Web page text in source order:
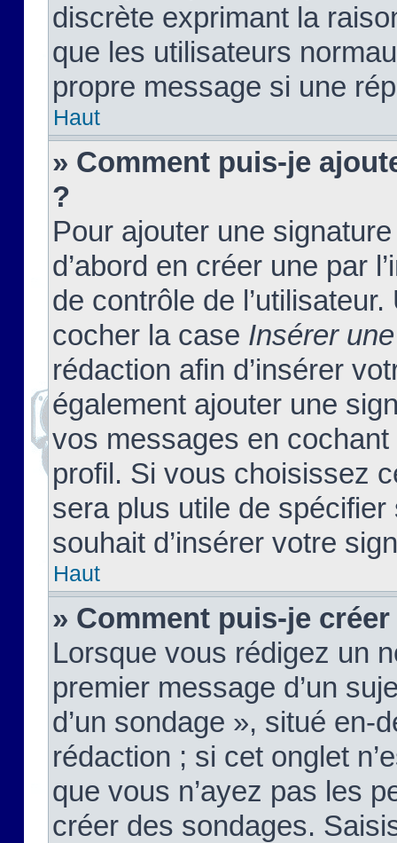
discrète exprimant la
que les utilisateurs
propre message si une
Haut
» Comment puis-je
?
Pour ajouter une
d’abord en créer une par
de contrôle de
cocher la case Insérer
rédaction afin d’insérer
également ajouter une
vos messages en
profil. Si vous choisissez
sera plus utile de
souhait d’insérer votre
Haut
» Comment puis-je
Lorsque vous rédigez un
premier message d’un
d’un sondage », situé en-
rédaction ; si cet onglet
que vous n’ayez pas les
créer des sondages.